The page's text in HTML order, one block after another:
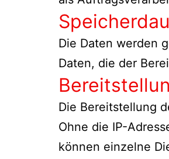
Die Daten werden
Daten, die der
Die Bereitstellung
Ohne die IP-
können einzelne